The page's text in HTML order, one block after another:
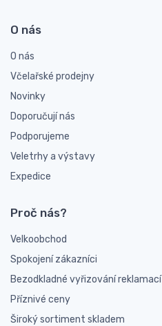
O nás
O nás
Včelařské prodejny
Novinky
Doporučují nás
Podporujeme
Veletrhy a výstavy
Expedice
Proč nás?
Velkoobchod
Spokojení zákazníci
Bezodkladné vyřizování reklamací
Příznivé ceny
Široký sortiment skladem